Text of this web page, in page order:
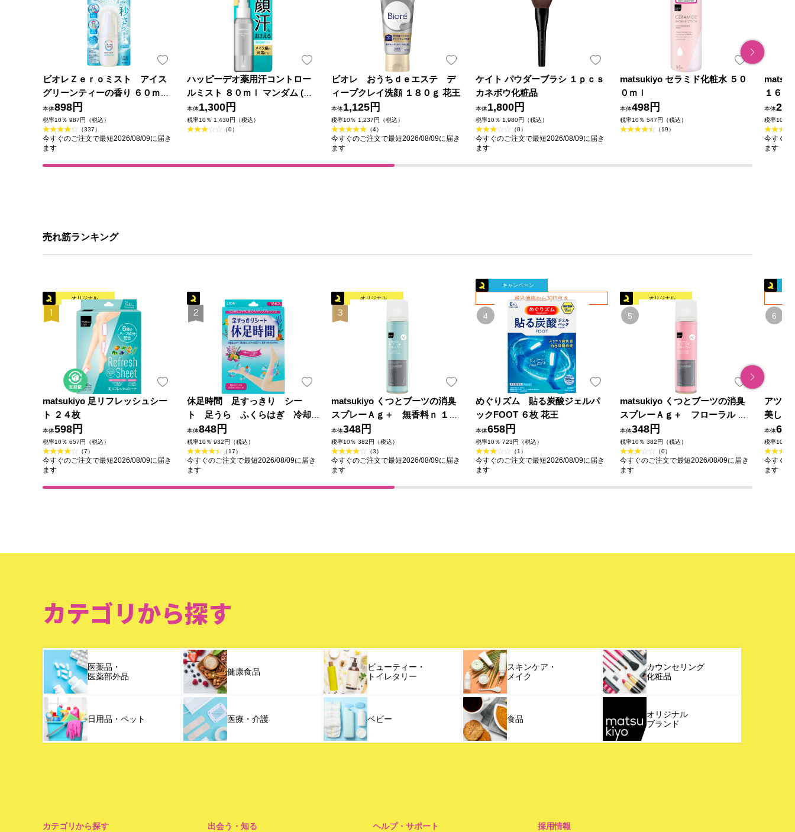
ビオレＺｅｒｏミスト アイス
グリーンティーの香り ６０ｍＬ
花王
本体898円
税率10％ 987円（税込）
（337）
今すぐのご注文で最短2026/08/09に届き
ます
ハッピーデオ薬用汗コントロー
ルミスト ８０ｍｌ マンダム (医
薬部外品)
本体1,300円
税率10％ 1,430円（税込）
（0）
ビオレ おうちｄｅエステ デ
ィープクレイ洗顔 １８０ｇ 花王
本体1,125円
税率10％ 1,237円（税込）
（4）
今すぐのご注文で最短2026/08/09に届き
ます
ケイト パウダーブラシ １ｐｃｓ
カネボウ化粧品
本体1,800円
税率10％ 1,980円（税込）
（0）
今すぐのご注文で最短2026/08/09に届き
ます
matsukiyo セラミド化粧水 ５０
０ｍｌ
本体498円
税率10％ 547円（税込）
（19）
１６０
本体
税率10％
今すぐの
ます
売れ筋ランキング
オリジナル
matsukiyo 足リフレッシュシー
ト ２４枚
本体598円
税率10％ 657円（税込）
（7）
今すぐのご注文で最短2026/08/09に届き
ます
休足時間 足すっきり シー
ト 足うら ふくらはぎ 冷却
１８枚 ライオン
本体848円
税率10％ 932円（税込）
（17）
今すぐのご注文で最短2026/08/09に届き
ます
オリジナル
matsukiyo くつとブーツの消臭
スプレーＡｇ＋ 無香料ｎ １８
０ｍｌ
本体348円
税率10％ 382円（税込）
（3）
今すぐのご注文で最短2026/08/09に届き
ます
キャンペーン
税込価格から30円引き
めぐりズム 貼る炭酸ジェルパ
ックFOOT ６枚 花王
本体658円
税率10％ 723円（税込）
（1）
今すぐのご注文で最短2026/08/09に届き
ます
オリジナル
matsukiyo くつとブーツの消臭
スプレーＡｇ＋ フローラル １
８０ｍｌ
本体348円
税率10％ 382円（税込）
（0）
今すぐのご注文で最短2026/08/09に届き
ます
アツギ
美しく
ージュ
本体
税率10％
今すぐの
ます
カテゴリから探す
医薬品・
医薬部外品
健康食品
ビューティー・
トイレタリー
スキンケア・
メイク
カウンセリング
化粧品
日用品・ペット 医療・介護 ベビー 食品
オリジナル
ブランド
カテゴリから探す 出会う・知る ヘルプ・サポート 採用情報